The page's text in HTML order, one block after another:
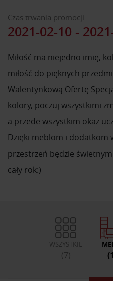
Czas trwania promocji
2021-02-10 -
Miłość ma niejedno imię,
miłość do pięknych
Walentynkową Ofertę
kolory, poczuj wszystkimi
a przede wszystkim okaż
Dzięki meblom i dodatkom
przestrzeń będzie
cały rok:)
WSZYSTKIE
(7)